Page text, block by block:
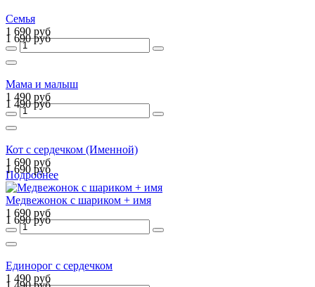
Семья
1 690 руб
1 690 руб
Мама и малыш
1 490 руб
1 490 руб
Кот с сердечком (Именной)
1 690 руб
1 690 руб
Подробнее
Медвежонок с шариком + имя
1 690 руб
1 690 руб
Единорог с сердечком
1 490 руб